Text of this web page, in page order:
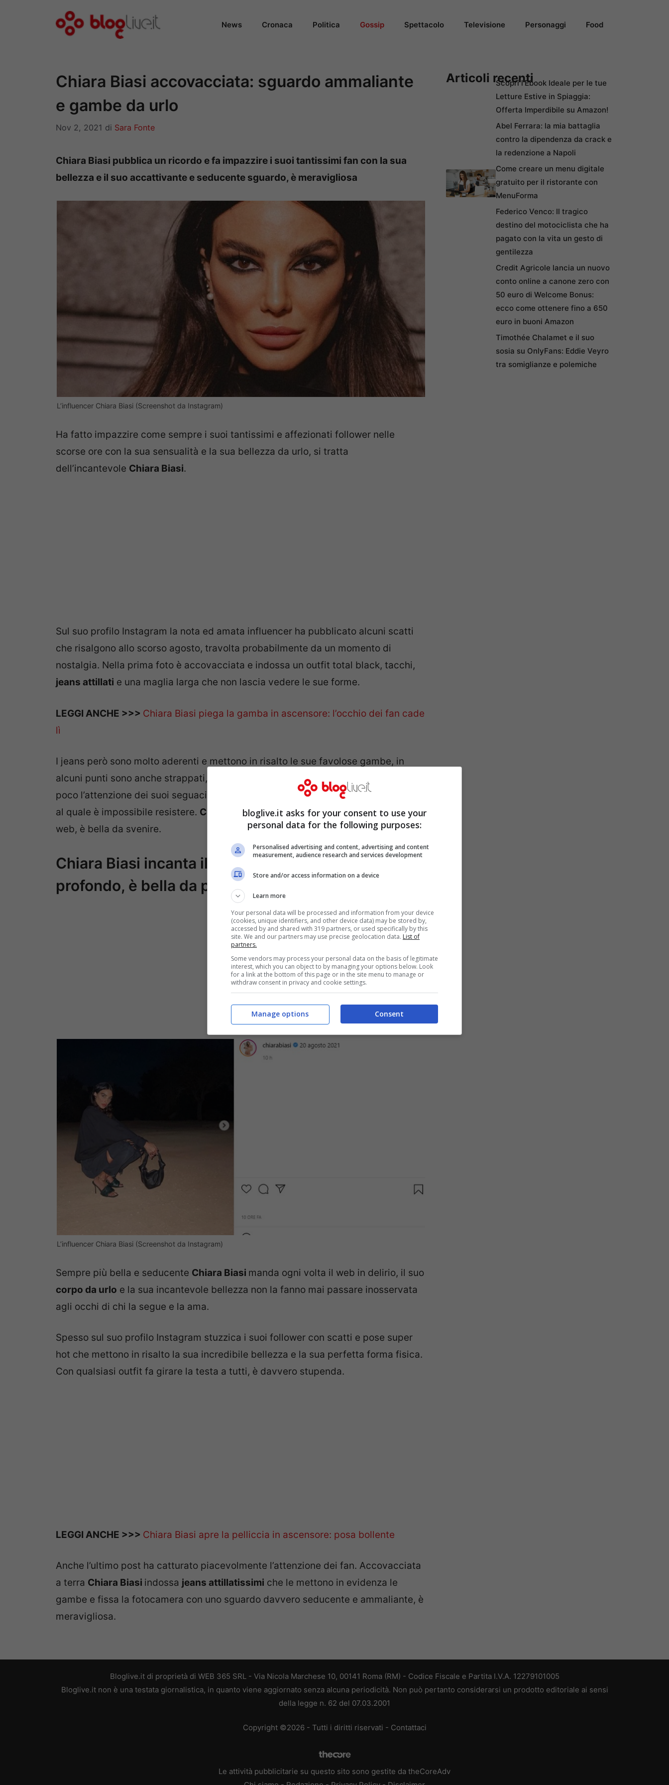
News Cronaca Politica Gossip Spettacolo Televisione Personaggi Food
Chiara Biasi accovacciata: sguardo ammaliante
e gambe da urlo
Nov 2, 2021 di Sara Fonte
Chiara Biasi pubblica un ricordo e fa impazzire i suoi tantissimi fan con la sua
bellezza e il suo accattivante e seducente sguardo, è meravigliosa
L’influencer Chiara Biasi (Screenshot da Instagram)
Ha fatto impazzire come sempre i suoi tantissimi e affezionati follower nelle
scorse ore con la sua sensualità e la sua bellezza da urlo, si tratta
dell’incantevole Chiara Biasi.
Sul suo profilo Instagram la nota ed amata influencer ha pubblicato alcuni scatti
che risalgono allo scorso agosto, travolta probabilmente da un momento di
nostalgia. Nella prima foto è accovacciata e indossa un outfit total black, tacchi,
jeans attillati e una maglia larga che non lascia vedere le sue forme.
LEGGI ANCHE >>> Chiara Biasi piega la gamba in ascensore: l’occhio dei fan cade
lì
I jeans però sono molto aderenti e mettono in risalto le sue favolose gambe, in
alcuni punti sono anche strappati, di profilo è davvero stupenda. A catturare non
poco l’attenzione dei suoi seguaci anche il suo sguardotravolgente e ammaliante
al quale è impossibile resistere. Chiara Biasifissa infatti l’obiettivo e ammalia il
web, è bella da svenire.
Chiara Biasi incanta il web con il suo sguardo
profondo, è bella da paura
L’influencer Chiara Biasi (Screenshot da Instagram)
Sempre più bella e seducente Chiara Biasi manda ogni volta il web in delirio, il suo
corpo da urlo e la sua incantevole bellezza non la fanno mai passare inosservata
agli occhi di chi la segue e la ama.
Spesso sul suo profilo Instagram stuzzica i suoi follower con scatti e pose super
hot che mettono in risalto la sua incredibile bellezza e la sua perfetta forma fisica.
Con qualsiasi outfit fa girare la testa a tutti, è davvero stupenda.
LEGGI ANCHE >>> Chiara Biasi apre la pelliccia in ascensore: posa bollente
Anche l’ultimo post ha catturato piacevolmente l’attenzione dei fan. Accovacciata
a terra Chiara Biasi indossa jeans attillatissimi che le mettono in evidenza le
gambe e fissa la fotocamera con uno sguardo davvero seducente e ammaliante, è
meravigliosa.
Articoli recentiScopri l’Ebook Ideale per le tue
Letture Estive in Spiaggia:
Offerta Imperdibile su Amazon!
Abel Ferrara: la mia battaglia
contro la dipendenza da crack e
la redenzione a Napoli
Come creare un menu digitale
gratuito per il ristorante con
MenuForma
Federico Venco: Il tragico
destino del motociclista che ha
pagato con la vita un gesto di
gentilezza
Credit Agricole lancia un nuovo
conto online a canone zero con
50 euro di Welcome Bonus:
ecco come ottenere fino a 650
euro in buoni Amazon
Timothée Chalamet e il suo
sosia su OnlyFans: Eddie Veyro
tra somiglianze e polemiche
Bloglive.it di proprietà di WEB 365 SRL - Via Nicola Marchese 10, 00141 Roma (RM) - Codice Fiscale e Partita I.V.A. 12279101005
Bloglive.it non è una testata giornalistica, in quanto viene aggiornato senza alcuna periodicità. Non può pertanto considerarsi un prodotto editoriale ai sensi
della legge n. 62 del 07.03.2001
Copyright ©2026 - Tutti i diritti riservati - Contattaci
Le attività pubblicitarie su questo sito sono gestite da theCoreAdv
bloglive.it asks for your consent to use your
personal data for the following purposes:
Personalised advertising and content, advertising and content
measurement, audience research and services development
Store and/or access information on a device
Learn more
Your personal data will be processed and information from your device
(cookies, unique identifiers, and other device data) may be stored by,
accessed by and shared with 319 partners, or used specifically by this
site. We and our partners may use precise geolocation data. List of
partners.
Some vendors may process your personal data on the basis of legitimate
interest, which you can object to by managing your options below. Look
for a link at the bottom of this page or in the site menu to manage or
withdraw consent in privacy and cookie settings.
Consent
Manage options